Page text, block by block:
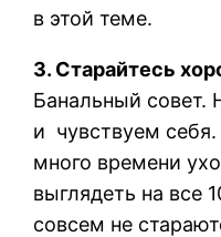
в этой теме.
3. Старайтесь
Банальный совет.
и чувствуем
много времени
выглядеть на все
совсем не